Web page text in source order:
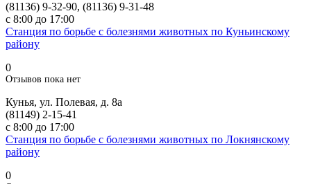
(81136) 9-32-90, (81136) 9-31-48
с 8:00 до 17:00
Станция по борьбе с болезнями животных по Куньинскому
району
0
Отзывов пока нет
Кунья, ул. Полевая, д. 8а
(81149) 2-15-41
с 8:00 до 17:00
Станция по борьбе с болезнями животных по Локнянскому
району
0